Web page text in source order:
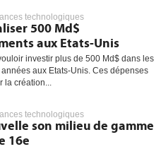
technologiques
500 Md$
aux Etats-Unis
investir plus de 500 Md$ dans les
aux Etats-Unis. Ces dépenses
la création...
technologiques
son milieu de gamme
16e